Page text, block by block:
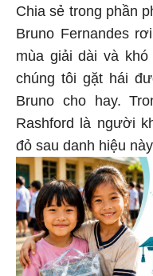
Chia sẻ trong phần
Bruno Fernandes
mùa giải dài và
chúng tôi gặt hái
Bruno cho hay.
Rashford là người
đỏ sau danh hiệu này.